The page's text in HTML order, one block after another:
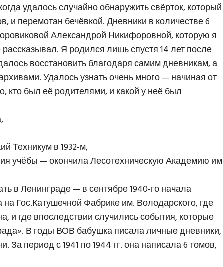
удалось случайно обнаружить свёрток, который
и перемотан бечёвкой. Дневники в количестве 6
Александрой Никифоровной, которую я
Я родился лишь спустя 14 лет после
восстановить благодаря самим дневникам, а
Удалось узнать очень много — начиная от
кто был её родителями, и какой у неё был
Техникум в 1932-м,
учёбы — окончила Лесотехническую Академию им.
в Ленинграде — в сентябре 1940-го начала
Гос.Катушечной Фабрике им. Володарского, где
и где впоследствии случились события, которые
В годы ВОВ бабушка писала личные дневники,
За период с 1941 по 1944 гг. она написала 6 томов,